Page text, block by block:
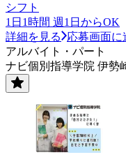
シフト
1日1時間 週1日からOK
詳細を見る
応募画面に
アルバイト・パート
ナビ個別指導学院 伊勢